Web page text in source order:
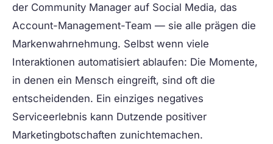
der Community Manager auf Social Media, das
Account-Management-Team — sie alle prägen die
Markenwahrnehmung. Selbst wenn viele
Interaktionen automatisiert ablaufen: Die Momente,
in denen ein Mensch eingreift, sind oft die
entscheidenden. Ein einziges negatives
Serviceerlebnis kann Dutzende positiver
Marketingbotschaften zunichtemachen.